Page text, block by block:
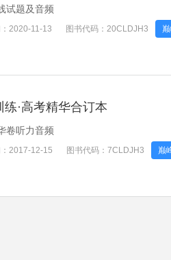
试题及音频
2020-11-13 图书代码： 20CLDJH3
练·高考精华合订本
卷听力音频
2017-12-15 图书代码： 7CLDJH3 巅